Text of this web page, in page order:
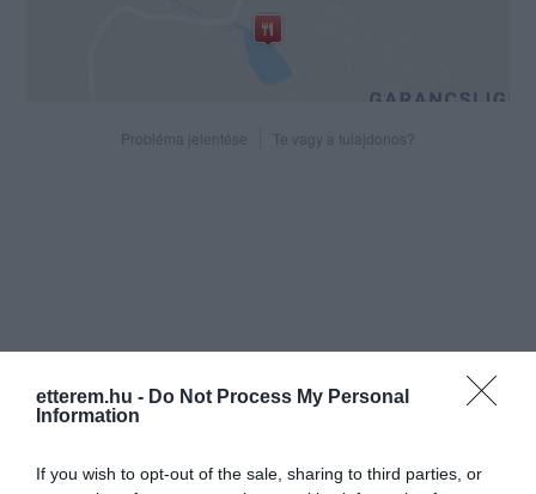
etterem.hu - Do Not Process My Personal
Information
If you wish to opt-out of the sale, sharing to third parties, or
Probléma jelentése Te vagy a tulajdonos?